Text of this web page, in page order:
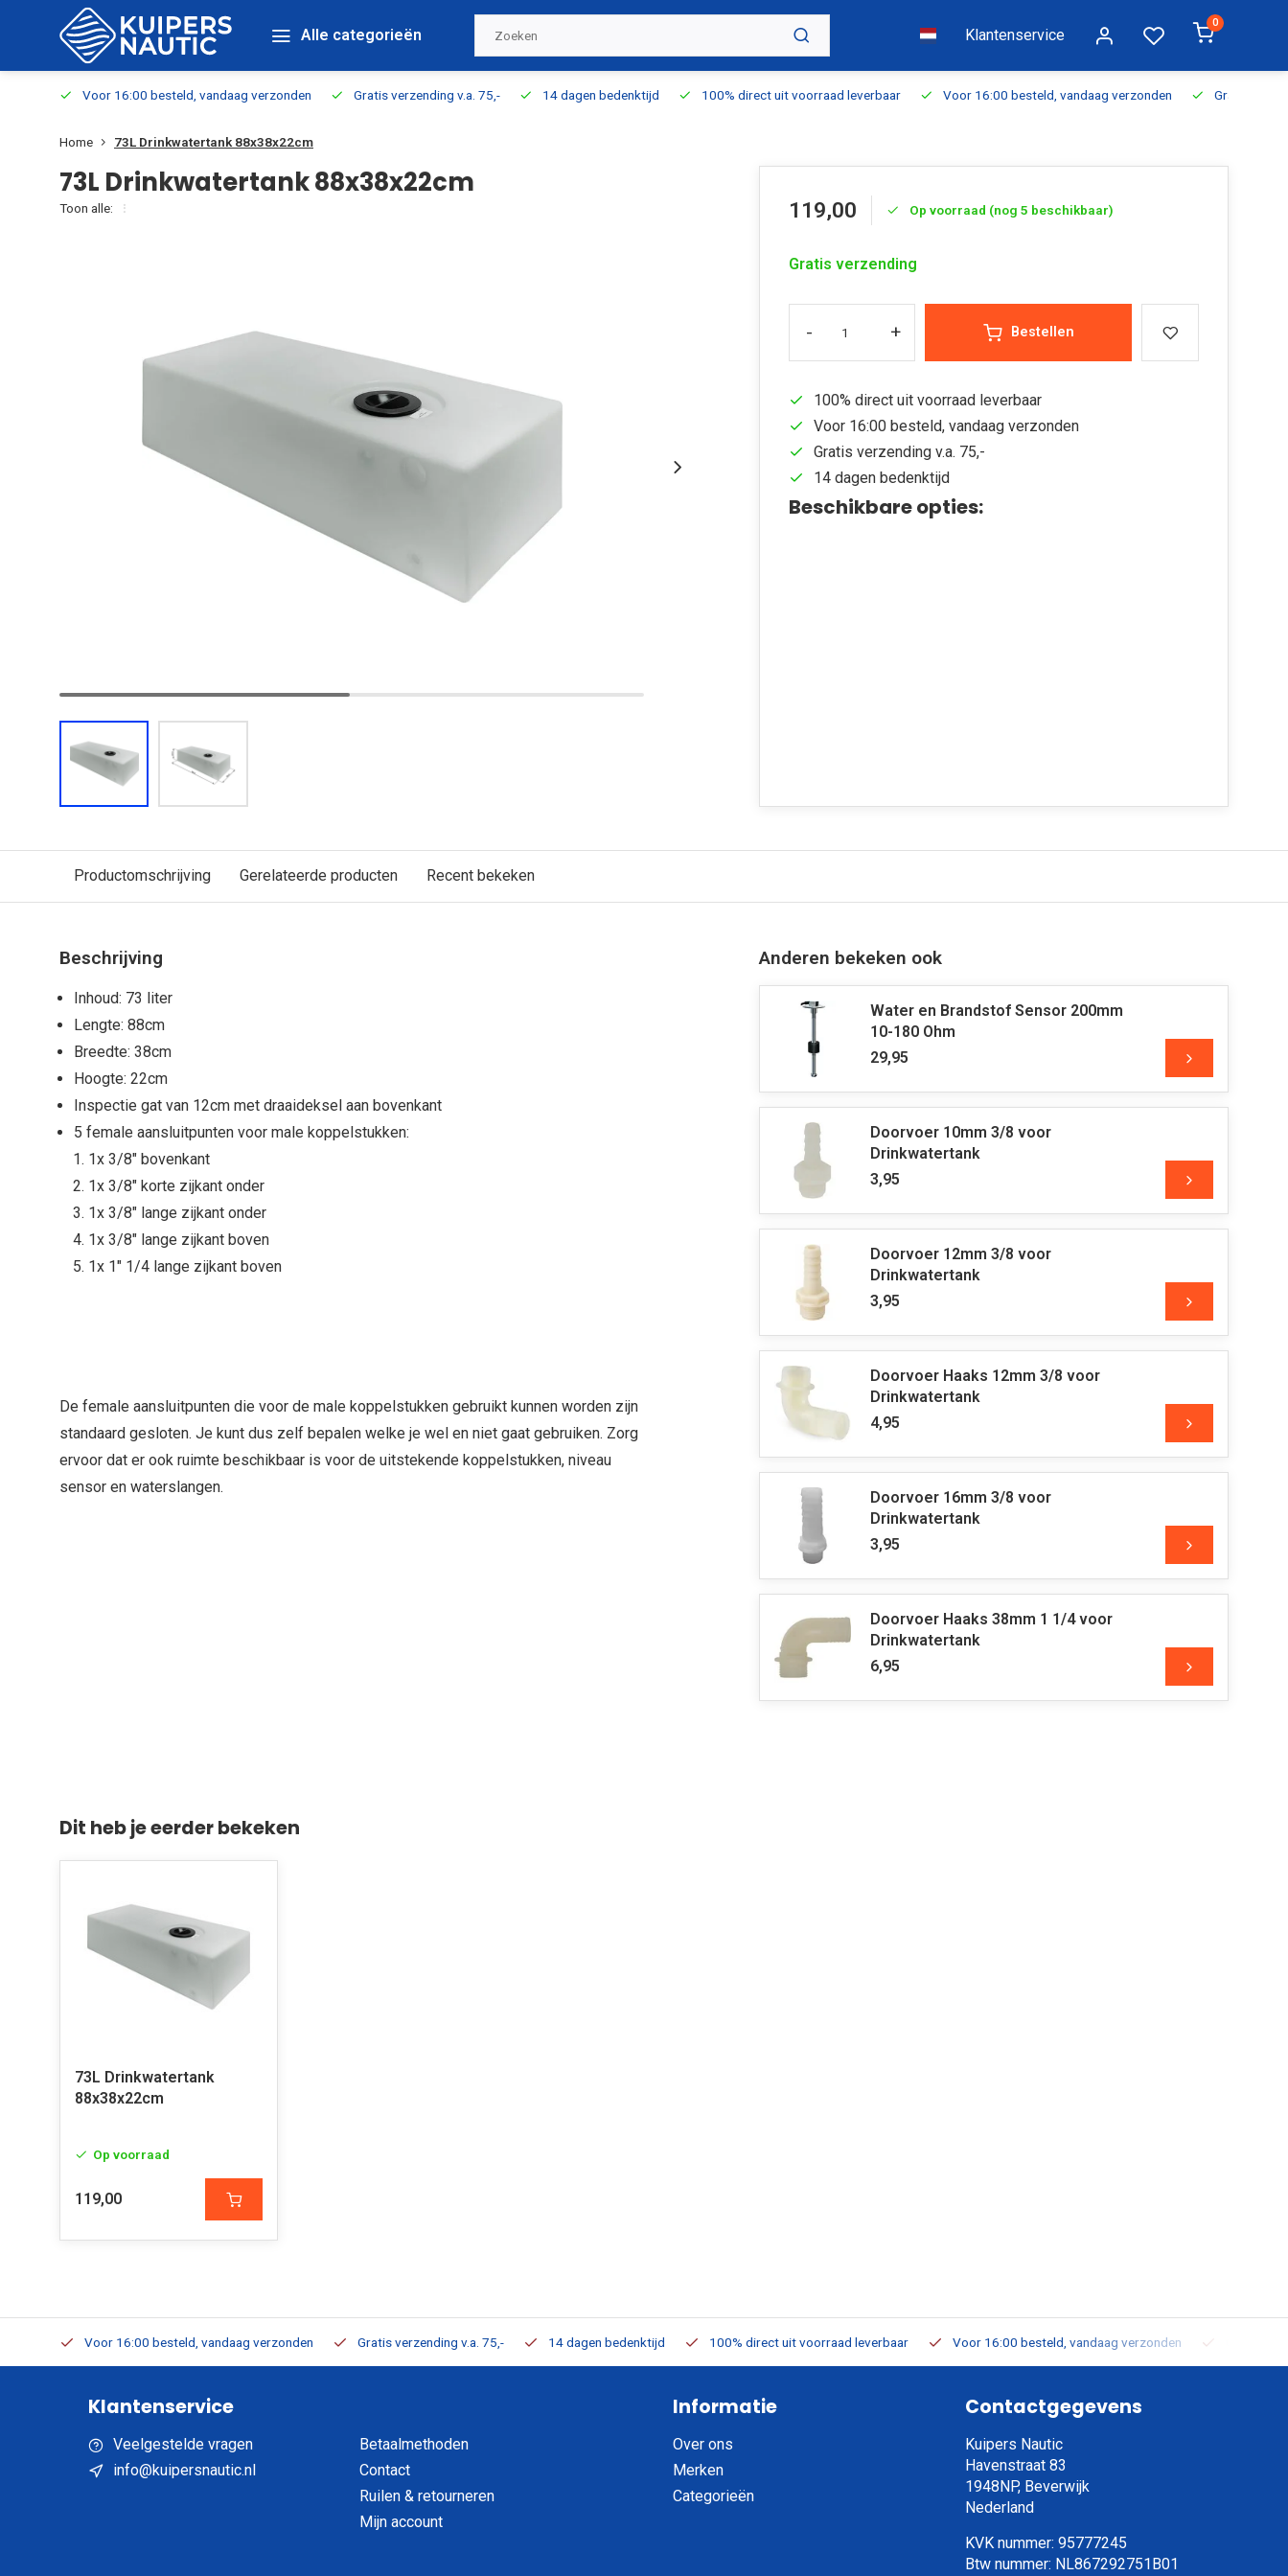
Alle categorieën Klantenservice
0
Voor 16:00 besteld, vandaag verzonden Gratis verzending v.a. 75,- 14 dagen bedenktijd 100% direct uit voorraad leverbaar Voor 16:00 besteld, vandaag verzonden Gratis
Home 73L Drinkwatertank 88x38x22cm
73L Drinkwatertank 88x38x22cm
Toon alle: 119,00 Op voorraad (nog 5 beschikbaar)
Gratis verzending
- + Bestellen
100% direct uit voorraad leverbaar
Voor 16:00 besteld, vandaag verzonden
Gratis verzending v.a. 75,-
14 dagen bedenktijd
Beschikbare opties:
Productomschrijving Gerelateerde producten Recent bekeken
Beschrijving
Inhoud: 73 liter
Lengte: 88cm
Breedte: 38cm
Hoogte: 22cm
Inspectie gat van 12cm met draaideksel aan bovenkant
5 female aansluitpunten voor male koppelstukken:
1x 3/8" bovenkant
1x 3/8" korte zijkant onder
1x 3/8" lange zijkant onder
1x 3/8" lange zijkant boven
1x 1" 1/4 lange zijkant boven
De female aansluitpunten die voor de male koppelstukken gebruikt kunnen worden zijn
standaard gesloten. Je kunt dus zelf bepalen welke je wel en niet gaat gebruiken. Zorg
ervoor dat er ook ruimte beschikbaar is voor de uitstekende koppelstukken, niveau
sensor en waterslangen.
Anderen bekeken ook
Water en Brandstof Sensor 200mm
10-180 Ohm
29,95
Doorvoer 10mm 3/8 voor
Drinkwatertank
3,95
Doorvoer 12mm 3/8 voor
Drinkwatertank
3,95
Doorvoer Haaks 12mm 3/8 voor
Drinkwatertank
4,95
Doorvoer 16mm 3/8 voor
Drinkwatertank
3,95
Doorvoer Haaks 38mm 1 1/4 voor
Drinkwatertank
6,95
Dit heb je eerder bekeken
73L Drinkwatertank
88x38x22cm
Op voorraad
119,00
Voor 16:00 besteld, vandaag verzonden Gratis verzending v.a. 75,- 14 dagen bedenktijd 100% direct uit voorraad leverbaar Voor 16:00 besteld, vandaag verzonden
Klantenservice
Veelgestelde vragen
info@kuipersnautic.nl
Betaalmethoden
Contact
Ruilen & retourneren
Mijn account
Informatie
Over ons
Merken
Categorieën
Contactgegevens
Kuipers Nautic
Havenstraat 83
1948NP, Beverwijk
Nederland
KVK nummer: 95777245
Btw nummer: NL867292751B01